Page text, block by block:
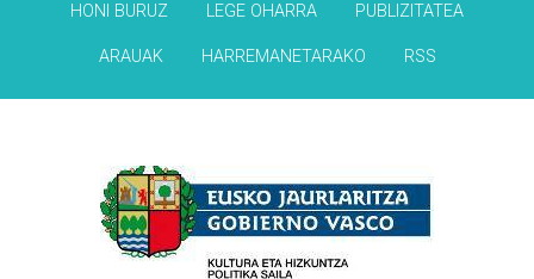
HONI BURUZ LEGE OHARRA PUBLIZITATEA
ARAUAK HARREMANETARAKO RSS